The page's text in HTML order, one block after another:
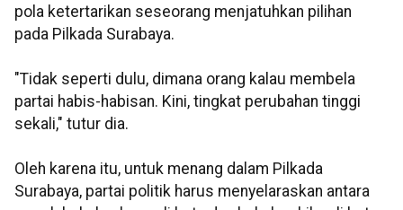
pola ketertarikan seseorang menjatuhkan pilihan
pada Pilkada Surabaya.
"Tidak seperti dulu, dimana orang kalau membela
partai habis-habisan. Kini, tingkat perubahan tinggi
sekali," tutur dia.
Oleh karena itu, untuk menang dalam Pilkada
Surabaya, partai politik harus menyelaraskan antara